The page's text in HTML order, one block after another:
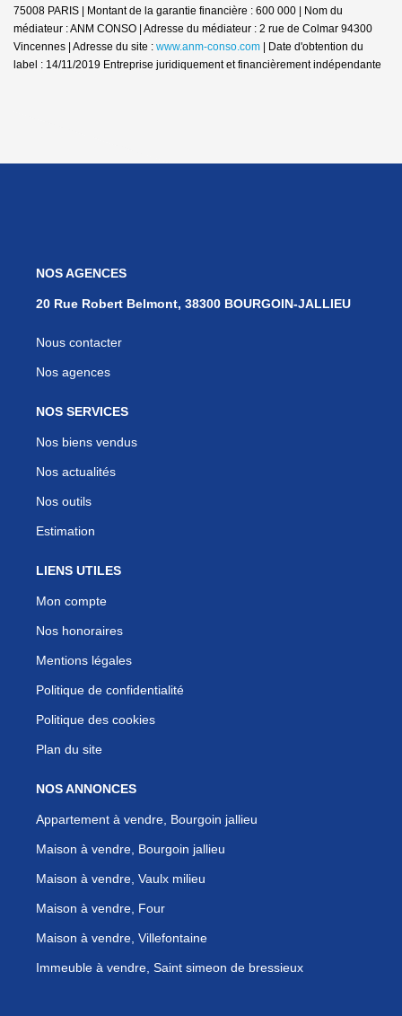
75008 PARIS | Montant de la garantie financière : 600 000 | Nom du
médiateur : ANM CONSO | Adresse du médiateur : 2 rue de Colmar 94300
Vincennes | Adresse du site : www.anm-conso.com | Date d'obtention du
label : 14/11/2019 Entreprise juridiquement et financièrement indépendante
NOS AGENCES
20 Rue Robert Belmont, 38300 BOURGOIN-JALLIEU
Nous contacter
Nos agences
NOS SERVICES
Nos biens vendus
Nos actualités
Nos outils
Estimation
LIENS UTILES
Mon compte
Nos honoraires
Mentions légales
Politique de confidentialité
Politique des cookies
Plan du site
NOS ANNONCES
Appartement à vendre, Bourgoin jallieu
Maison à vendre, Bourgoin jallieu
Maison à vendre, Vaulx milieu
Maison à vendre, Four
Maison à vendre, Villefontaine
Immeuble à vendre, Saint simeon de bressieux